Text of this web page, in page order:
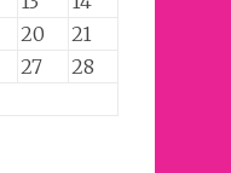
20
21
27
28